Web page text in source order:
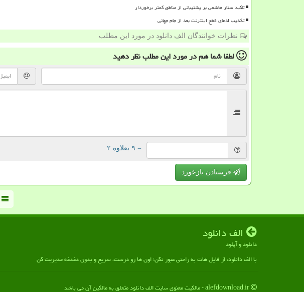
تاکید ستار هاشمی بر پشتیبانی از مناطق کمتر برخوردار
تکذیب ادعای قطع اینترنت بعد از جام جهانی
نظرات خوانندگان الف دانلود در مورد این مطلب
لطفا شما همدر مورد این مطلبنظر دهید
= ۹ بعلاوه ۲
فرستادن بازخورد
الف دانلود
دانلود و آپلود
با الف دانلود، از فایل هات به راحتی عبور نکن؛ اون ها رو درست، سریع و بدون دغدغه مدیریت کن